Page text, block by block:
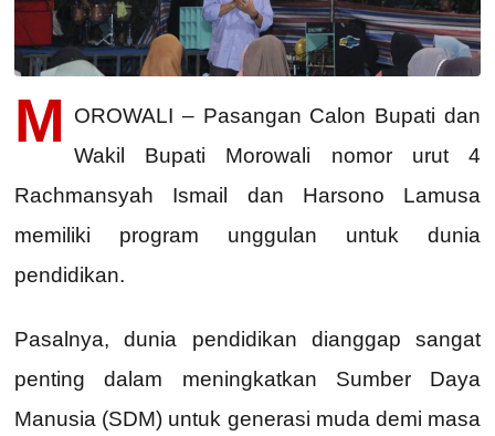
M OROWALI – Pasangan Calon Bupati dan
Wakil Bupati Morowali nomor urut 4
Rachmansyah Ismail dan Harsono Lamusa
memiliki program unggulan untuk dunia
pendidikan.
Pasalnya, dunia pendidikan dianggap sangat
penting dalam meningkatkan Sumber Daya
Manusia (SDM) untuk generasi muda demi masa